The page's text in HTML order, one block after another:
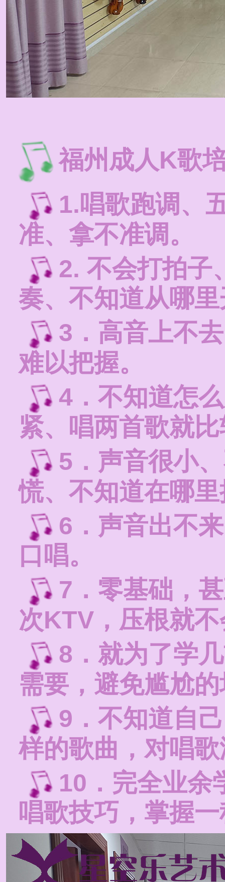
福州成人K歌
1.唱歌跑调、
准、拿不准调。
2. 不会打拍子
奏、不知道从哪
3．高音上不
难以把握。
4．不知道怎
紧、唱两首歌就
5．声音很小
慌、不知道在哪
6．声音出不
口唱。
7．零基础，
次KTV，压根就
8．就为了学
需要，避免尴尬
9．不知道自
样的歌曲，对唱
10．完全业余
唱歌技巧，掌握